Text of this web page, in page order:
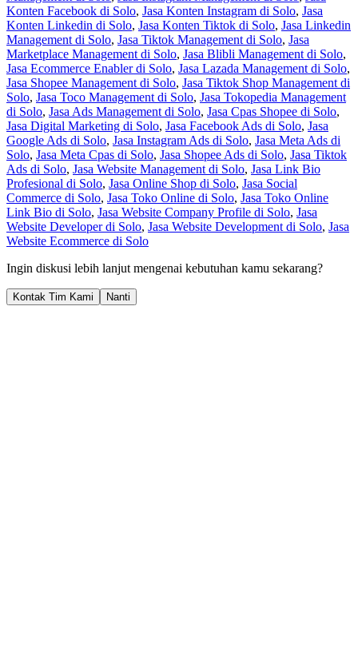
Konten Facebook di Solo, Jasa Konten Instagram di Solo, Jasa
Konten Linkedin di Solo, Jasa Konten Tiktok di Solo, Jasa Linkedin
Management di Solo, Jasa Tiktok Management di Solo, Jasa
Marketplace Management di Solo, Jasa Blibli Management di Solo,
Jasa Ecommerce Enabler di Solo, Jasa Lazada Management di Solo,
Jasa Shopee Management di Solo, Jasa Tiktok Shop Management di
Solo, Jasa Toco Management di Solo, Jasa Tokopedia Management
di Solo, Jasa Ads Management di Solo, Jasa Cpas Shopee di Solo,
Jasa Digital Marketing di Solo, Jasa Facebook Ads di Solo, Jasa
Google Ads di Solo, Jasa Instagram Ads di Solo, Jasa Meta Ads di
Solo, Jasa Meta Cpas di Solo, Jasa Shopee Ads di Solo, Jasa Tiktok
Ads di Solo, Jasa Website Management di Solo, Jasa Link Bio
Profesional di Solo, Jasa Online Shop di Solo, Jasa Social
Commerce di Solo, Jasa Toko Online di Solo, Jasa Toko Online
Link Bio di Solo, Jasa Website Company Profile di Solo, Jasa
Website Developer di Solo, Jasa Website Development di Solo, Jasa
Website Ecommerce di Solo
Ingin diskusi lebih lanjut mengenai kebutuhan kamu sekarang?
Kontak Tim Kami Nanti